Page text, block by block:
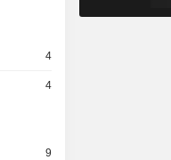
4
4
9